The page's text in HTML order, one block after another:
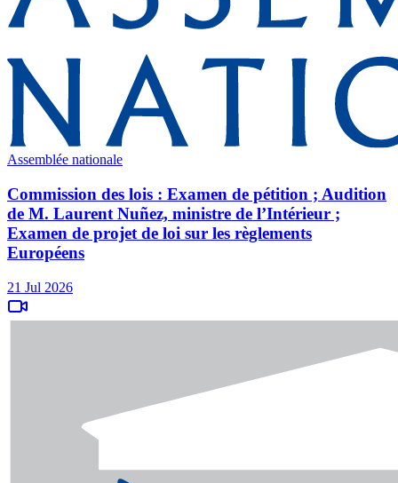
Assemblée nationale
Commission des lois : Examen de pétition ; Audition
de M. Laurent Nuñez, ministre de l’Intérieur ;
Examen de projet de loi sur les règlements
Européens
21 Jul 2026